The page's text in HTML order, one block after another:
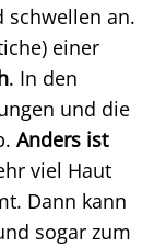
schwellen an.
einer
. In den
und die
Anders ist
viel Haut
Dann kann
sogar zum